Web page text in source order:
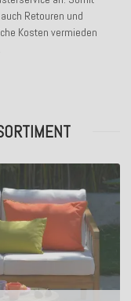
Retouren und
Kosten vermieden